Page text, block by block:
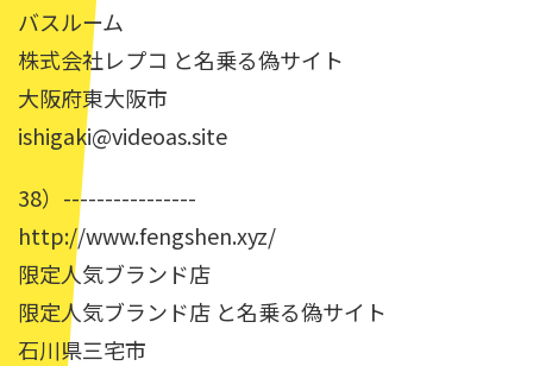
バスルーム
株式会社レプコ と名乗る偽サイト
大阪府東大阪市
ishigaki@videoas.site
38）----------------
http://www.fengshen.xyz/
限定人気ブランド店
限定人気ブランド店 と名乗る偽サイト
石川県三宅市